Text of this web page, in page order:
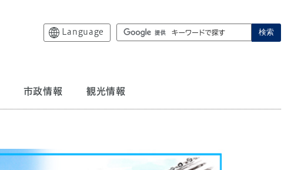
Language 検索
市政情報 観光情報